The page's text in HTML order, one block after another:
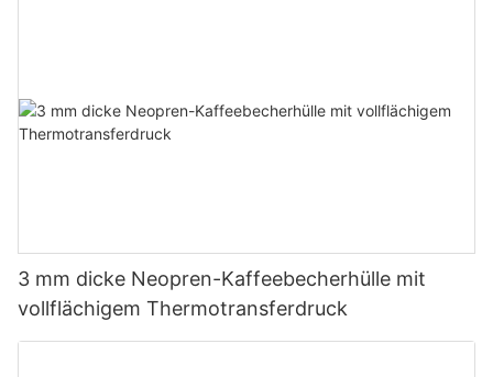
3 mm dicke Neopren-Kaffeebecherhülle mit
vollflächigem Thermotransferdruck